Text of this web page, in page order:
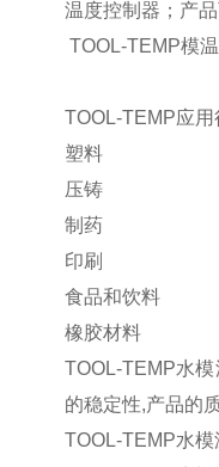
温度控制器；产
TOOL-TEMP模
TOOL-TEMP应用
塑料
压铸
制药
印刷
食品和饮料
橡胶材料
TOOL-TEMP水
的稳定性,产品的
TOOL-TEMP水